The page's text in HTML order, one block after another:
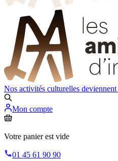
Nos activités culturelles deviennent
Mon compte
Votre panier est vide
01 45 61 90 90